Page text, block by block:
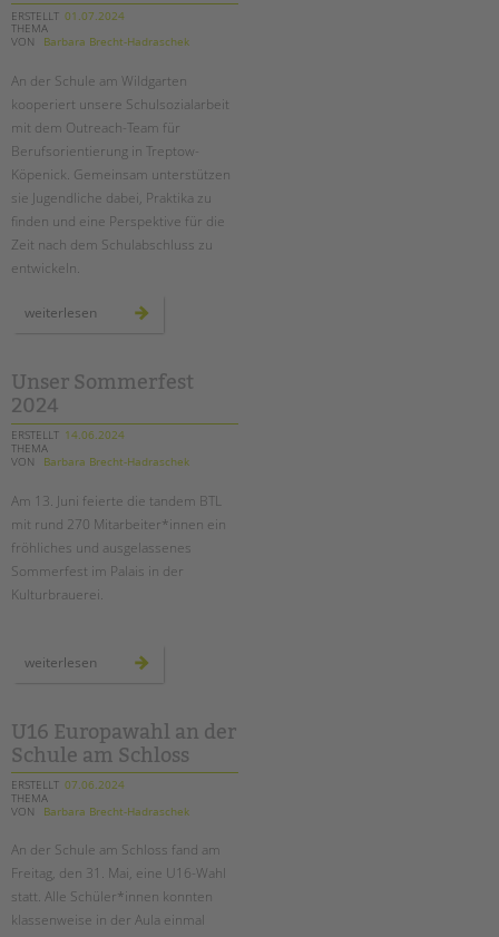
ERSTELLT 01.07.2024
THEMA
VON
Barbara Brecht-Hadraschek
An der Schule am Wildgarten
kooperiert unsere Schulsozialarbeit
mit dem Outreach-Team für
Berufsorientierung in Treptow-
Köpenick. Gemeinsam unterstützen
sie Jugendliche dabei, Praktika zu
finden und eine Perspektive für die
Zeit nach dem Schulabschluss zu
entwickeln.
weiterlesen berufsorientierung
wildgarten
in
outreach
Unser Sommerfest
2024
ERSTELLT 14.06.2024
THEMA
VON
Barbara Brecht-Hadraschek
Am 13. Juni feierte die tandem BTL
mit rund 270 Mitarbeiter*innen ein
fröhliches und ausgelassenes
Sommerfest im Palais in der
Kulturbrauerei.
weiterlesen
sommerfest
U16 Europawahl an der
Schule am Schloss
ERSTELLT 07.06.2024
THEMA
VON
Barbara Brecht-Hadraschek
An der Schule am Schloss fand am
Freitag, den 31. Mai, eine U16-Wahl
statt. Alle Schüler*innen konnten
klassenweise in der Aula einmal